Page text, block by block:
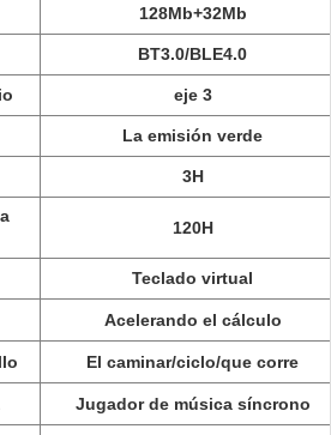
128Mb+32Mb
BT3.0/BLE4.0
eje 3
La emisión verde
3H
120H
Teclado virtual
Acelerando el cálculo
El caminar/ciclo/que corre
Jugador de música síncrono